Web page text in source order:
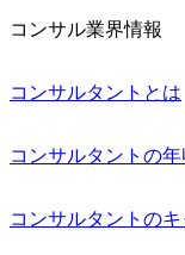
コンサル業界情報
コンサルタントとは
コンサルタントの年
コンサルタントの